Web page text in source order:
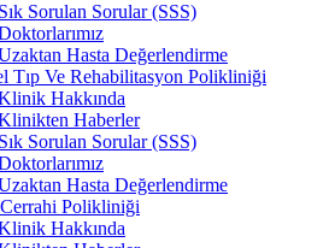
Sık Sorulan Sorular (SSS)
Hasta Değerlendirme
Tıp Ve Rehabilitasyon Polikliniği
Hakkında
Haberler
Sık Sorulan Sorular (SSS)
Hasta Değerlendirme
Polikliniği
Hakkında